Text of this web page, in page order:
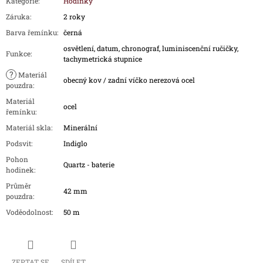
Záruka:
2 roky
Barva řemínku: černá
Funkce:
osvětlení, datum, chronograf, luminiscenční ručičky,
tachymetrická stupnice
? Materiál
pouzdra:
obecný kov / zadní víčko nerezová ocel
Materiál
řemínku:
ocel
Materiál skla:
Minerální
Podsvit:
Indiglo
Pohon
hodinek:
Quartz - baterie
Průměr
pouzdra:
42 mm
Voděodolnost: 50 m